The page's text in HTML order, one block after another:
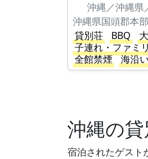
沖縄／沖縄県
沖縄県国頭郡本
貸別荘
BBQ
子連れ・ファミ
全館禁煙
海沿
沖縄の
宿泊されたゲスト